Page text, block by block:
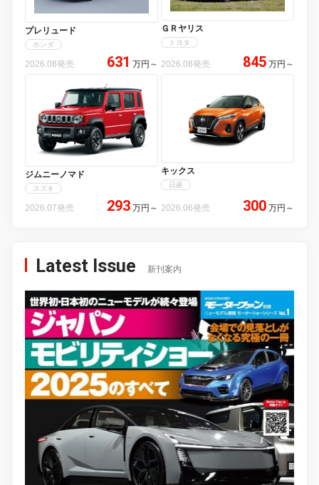
プレリュード
ホンダ
2026.08発売 631 万円 ～
ＧＲヤリス
トヨタ
2026.08発売 845 万円 ～
ジムニーノマド
スズキ
2026.07発売 293 万円 ～
キックス
日産
2026.06発売 300 万円 ～
Latest Issue 新刊案内